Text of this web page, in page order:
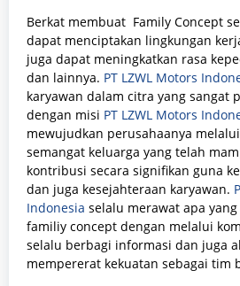
Berkat membuat Family Concept
dapat menciptakan lingkungan
juga dapat meningkatkan rasa
dan lainnya. PT LZWL Motors
karyawan dalam citra yang sangat
dengan misi PT LZWL Motors
mewujudkan perusahaanya
semangat keluarga yang telah
kontribusi secara signifikan guna
dan juga kesejahteraan karyawan.
Indonesia selalu merawat apa
familiy concept dengan melalui
selalu berbagi informasi dan juga
mempererat kekuatan sebagai tim